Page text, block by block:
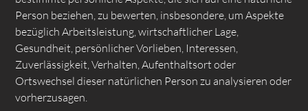
Person beziehen, zu bewerten, insbesondere, um Aspekte
bezüglich Arbeitsleistung, wirtschaftlicher Lage,
Gesundheit, persönlicher Vorlieben, Interessen,
Zuverlässigkeit, Verhalten, Aufenthaltsort oder
Ortswechsel dieser natürlichen Person zu analysieren oder
vorherzusagen.